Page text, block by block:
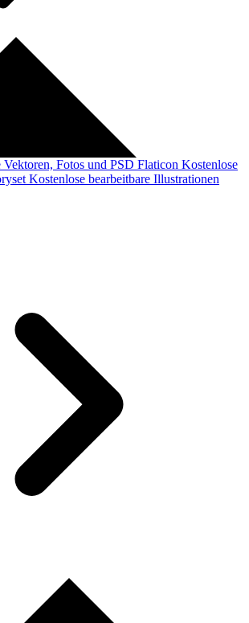
Vektoren, Fotos und PSD Flaticon Kostenlose
Kostenlose bearbeitbare Illustrationen